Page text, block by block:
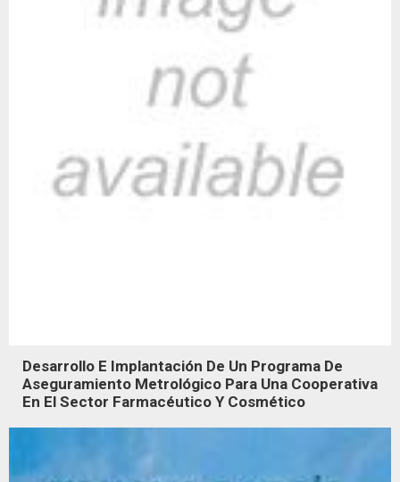
Desarrollo E Implantación De Un Programa De
Aseguramiento Metrológico Para Una Cooperativa
En El Sector Farmacéutico Y Cosmético